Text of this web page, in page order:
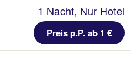
1 Nacht, Nur Hotel
Preis p.P. ab 1 €